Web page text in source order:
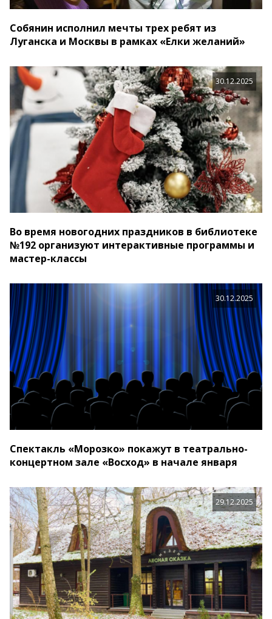
Собянин исполнил мечты трех ребят из
Луганска и Москвы в рамках «Елки желаний»
30.12.2025
Во время новогодних праздников в библиотеке
№192 организуют интерактивные программы и
мастер-классы
30.12.2025
Спектакль «Морозко» покажут в театрально-
концертном зале «Восход» в начале января
29.12.2025